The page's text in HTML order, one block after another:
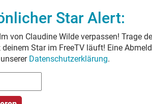
Star Alert:
von Claudine Wilde verpassen! Trage
Star im FreeTV läuft! Eine
Datenschutzerklärung.